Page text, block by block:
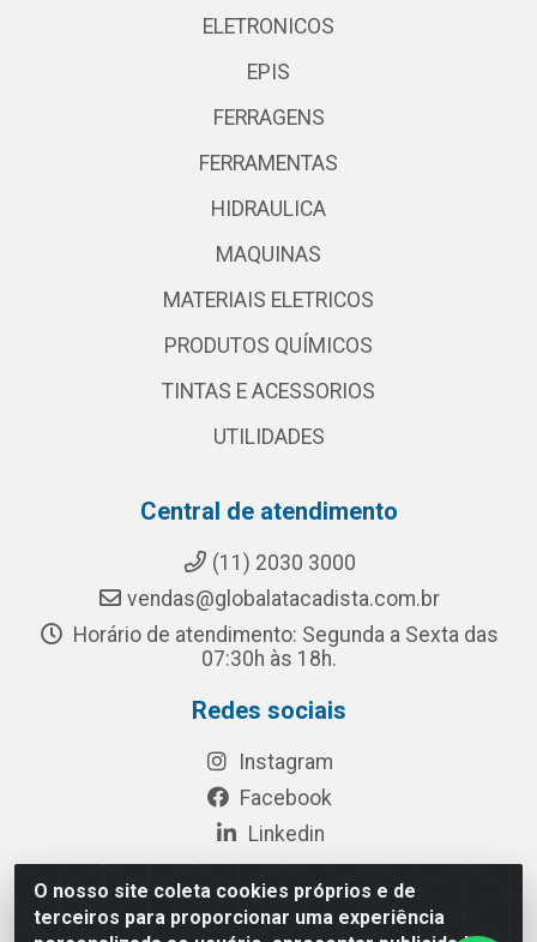
O nosso site coleta cookies próprios e de
terceiros para proporcionar uma experiência
ELETRONICOS
EPIS
FERRAGENS
FERRAMENTAS
HIDRAULICA
MAQUINAS
MATERIAIS ELETRICOS
PRODUTOS QUÍMICOS
TINTAS E ACESSORIOS
UTILIDADES
Central de atendimento
(11) 2030 3000
vendas@globalatacadista.com.br
Horário de atendimento: Segunda a Sexta das
07:30h às 18h.
Redes sociais
Instagram
Facebook
Linkedin
Rua Chipuê, 117 - S. Miguel Paulista São Paulo/SP - CEP